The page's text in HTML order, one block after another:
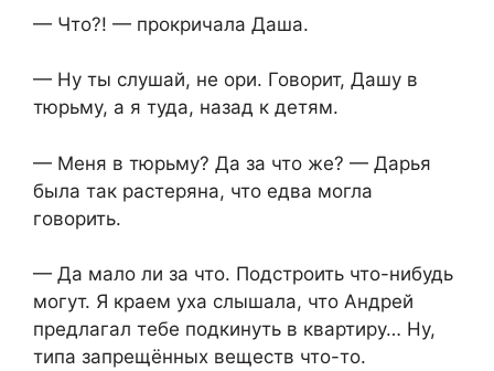
— Что?! — прокричала Даша.
— Ну ты слушай, не ори. Говорит, Дашу в
тюрьму, а я туда, назад к детям.
— Меня в тюрьму? Да за что же? — Дарья
была так растеряна, что едва могла
говорить.
— Да мало ли за что. Подстроить что-нибудь
могут. Я краем уха слышала, что Андрей
предлагал тебе подкинуть в квартиру… Ну,
типа запрещённых веществ что-то.